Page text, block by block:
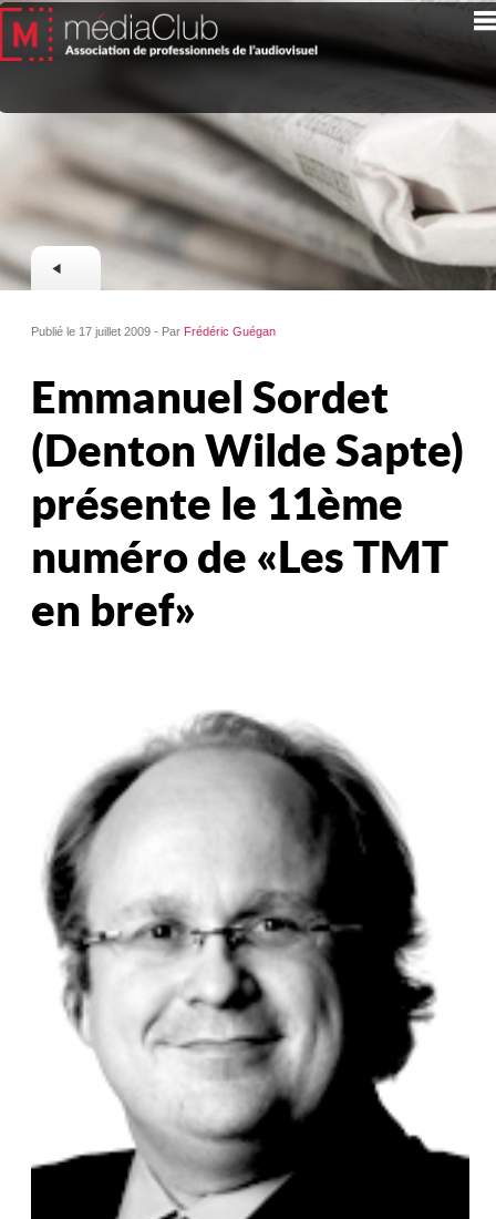
Publié le 17 juillet 2009 - Par Frédéric Guégan
Emmanuel Sordet
(Denton Wilde Sapte)
présente le 11ème
numéro de « Les TMT
en bref »